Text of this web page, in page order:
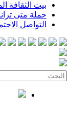
المهدوية
ترانا ونراك
الاجتماعي